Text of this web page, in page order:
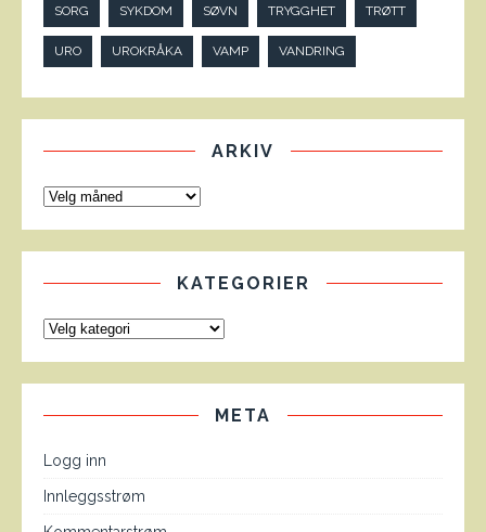
SORG SYKDOM SØVN TRYGGHET TRØTT
URO UROKRÅKA VAMP VANDRING
ARKIV
KATEGORIER
META
Logg inn
Innleggsstrøm